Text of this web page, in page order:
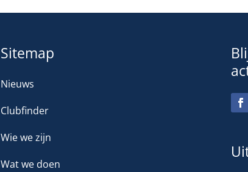
Sitemap
Nieuws
Clubfinder
Wie we zijn
Wat we doen